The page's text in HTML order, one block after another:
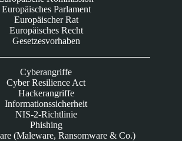
Europäisches Parlament
Europäischer Rat
Europäisches Recht
Gesetzesvorhaben
Cyberangriffe
Cyber Resilience Act
Hackerangriffe
Informationssicherheit
NIS-2-Richtlinie
Phishing
(Maleware, Ransomware & Co.)